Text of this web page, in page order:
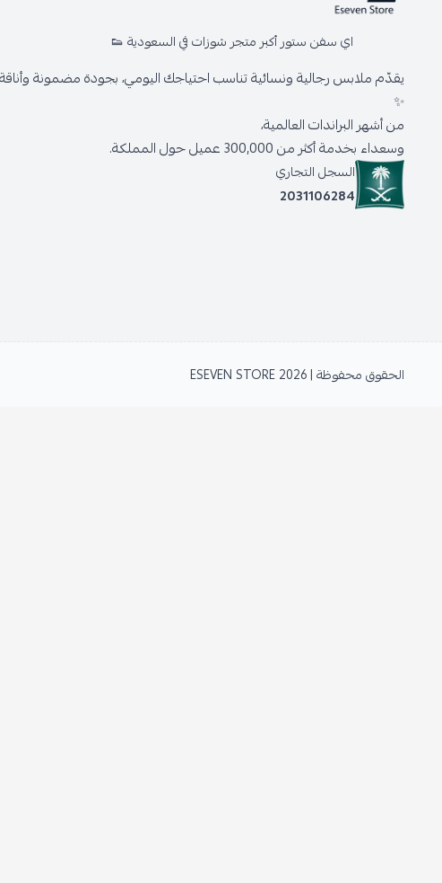
اي سفن ستور أكبر متجر شوزات في السعودية 👟
يقدّم ملابس رجالية ونسائية تناسب احتياجك اليومي، بجودة مضمونة
✨
من أشهر البراندات العالمية،
وسعداء بخدمة أكثر من 300,000 عميل حول المملكة.
السجل التجاري
2031106284
الحقوق محفوظة | 2026 ESEVEN STORE